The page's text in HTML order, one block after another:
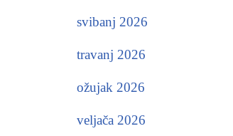
svibanj 2026
travanj 2026
ožujak 2026
veljača 2026